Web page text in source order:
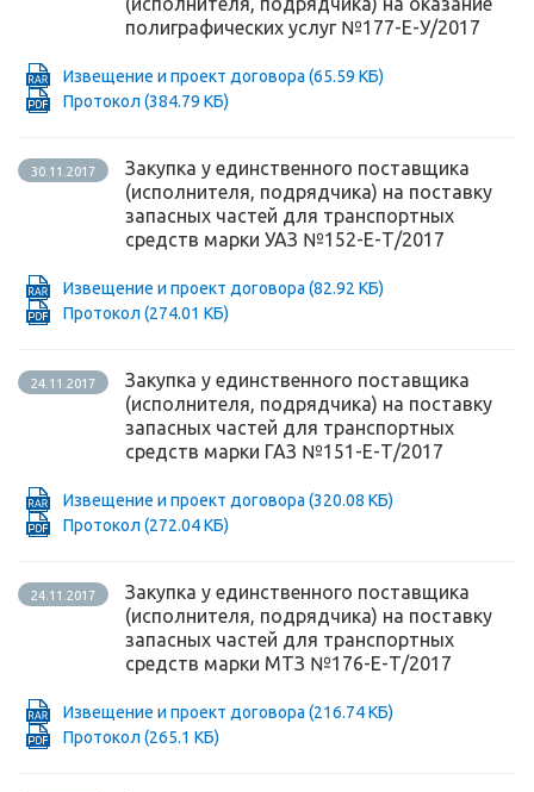
полиграфических услуг №177-Е-У/2017
Извещение и проект договора (65.59 КБ)
Протокол (384.79 КБ)
30.11.2017
Закупка у единственного поставщика
(исполнителя, подрядчика) на поставку
запасных частей для транспортных
средств марки УАЗ №152-Е-Т/2017
Извещение и проект договора (82.92 КБ)
Протокол (274.01 КБ)
24.11.2017
Закупка у единственного поставщика
(исполнителя, подрядчика) на поставку
запасных частей для транспортных
средств марки ГАЗ №151-Е-Т/2017
Извещение и проект договора (320.08 КБ)
Протокол (272.04 КБ)
24.11.2017
Закупка у единственного поставщика
(исполнителя, подрядчика) на поставку
запасных частей для транспортных
средств марки МТЗ №176-Е-Т/2017
Извещение и проект договора (216.74 КБ)
Протокол (265.1 КБ)